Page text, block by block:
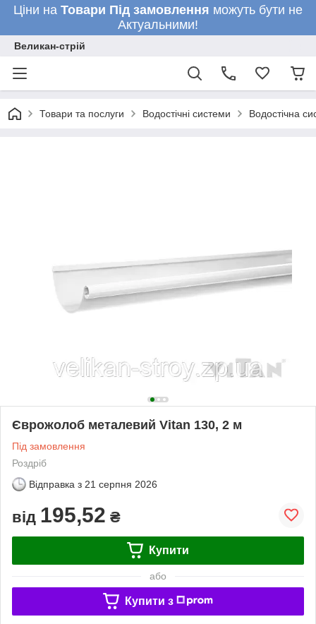
Ціни на Товари Під замовлення можуть бути не
Актуальними!
Великан-стрій
Товари та послуги Водостічні системи Водостічна
Єврожолоб металевий Vitan 130, 2 м
Під замовлення
Роздріб
Відправка з 21 серпня 2026
від 195,52 ₴
Купити
або
Купити з